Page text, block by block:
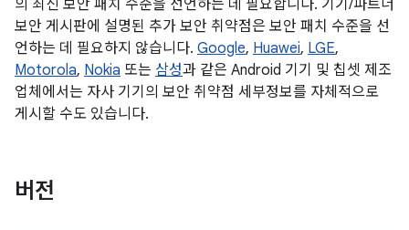
의 최신 보안 패치 수준을 선언하는 데 필요합니다. 기기/파트너
보안 게시판에 설명된 추가 보안 취약점은 보안 패치 수준을 선
언하는 데 필요하지 않습니다. Google, Huawei, LGE,
Motorola, Nokia 또는 삼성과 같은 Android 기기 및 칩셋 제조
업체에서는 자사 기기의 보안 취약점 세부정보를 자체적으로
게시할 수도 있습니다.
버전